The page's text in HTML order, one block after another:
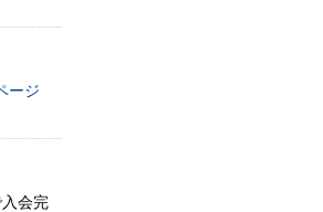
ージ
会完